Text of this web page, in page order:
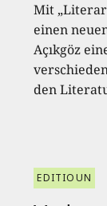
Mit
einen
Açıkgöz
den
EDITIOUN